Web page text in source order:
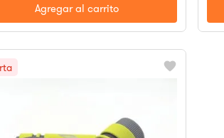
Agregar al carrito